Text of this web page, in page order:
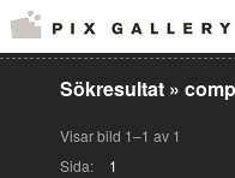
Sökresultat »
Visar bild 1–1 av 1
Sida:
1